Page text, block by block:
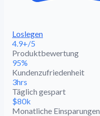
Loslegen
4.9+/5
Produktbewertung
95%
Kundenzufriedenheit
3hrs
Täglich gespart
$80k
Monatliche Einsparungen